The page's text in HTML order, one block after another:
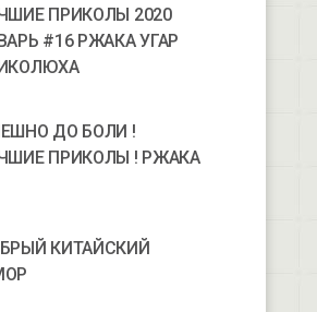
ПРИКОЛЫ 2020
#16 РЖАКА УГАР
ДО БОЛИ !
ПРИКОЛЫ ! РЖАКА
КИТАЙСКИЙ